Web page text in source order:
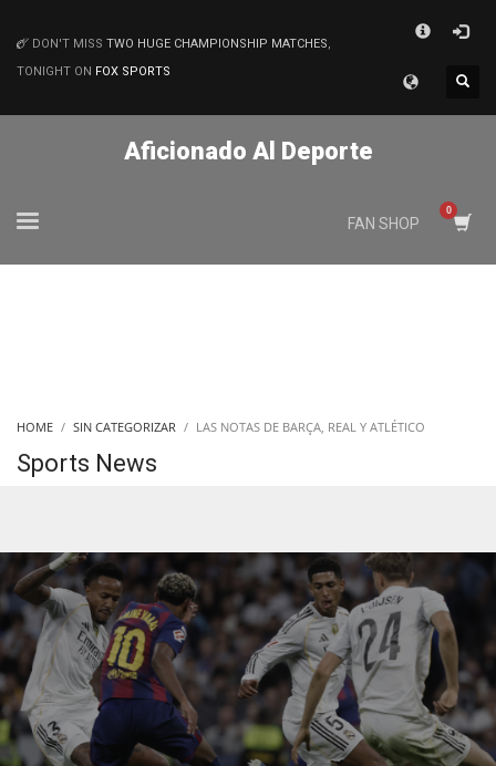
MATCHES
DON'T MISS TWO HUGE CHAMPIONSHIP MATCHES,
TONIGHT ON FOX SPORTS
Aficionado Al Deporte
FAN SHOP
HOME SIN CATEGORIZAR LAS NOTAS DE BARÇA, REAL Y ATLÉTICO
Sports News